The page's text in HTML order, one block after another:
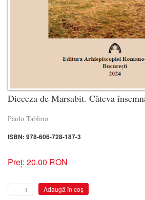
Dieceza de Marsabit. Câteva
Paolo Tablino
ISBN: 978-606-728-187-3
Preț: 20.00 RON